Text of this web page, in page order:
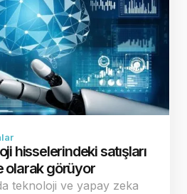
hisselerindeki satışları
olarak görüyor
teknoloji ve yapay zeka